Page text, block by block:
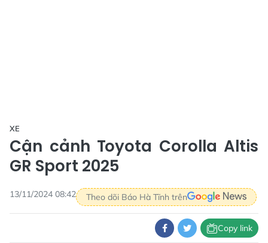
XE
Cận cảnh Toyota Corolla Altis
GR Sport 2025
13/11/2024 08:42 Theo dõi Báo Hà Tĩnh trên
Copy link